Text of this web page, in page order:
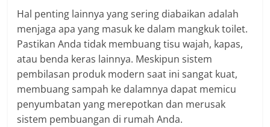
Hal penting lainnya yang sering diabaikan adalah
menjaga apa yang masuk ke dalam mangkuk toilet.
Pastikan Anda tidak membuang tisu wajah, kapas,
atau benda keras lainnya. Meskipun sistem
pembilasan produk modern saat ini sangat kuat,
membuang sampah ke dalamnya dapat memicu
penyumbatan yang merepotkan dan merusak
sistem pembuangan di rumah Anda.